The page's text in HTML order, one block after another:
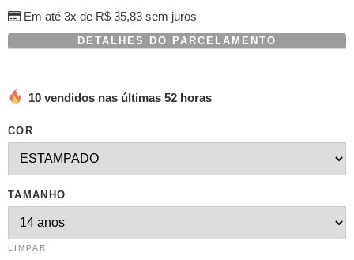
de
clientes
Em até 3x de R$35,83sem juros
DETALHES DO PARCELAMENTO
10 vendidos nas últimas 52 horas
COR
TAMANHO
LIMPAR